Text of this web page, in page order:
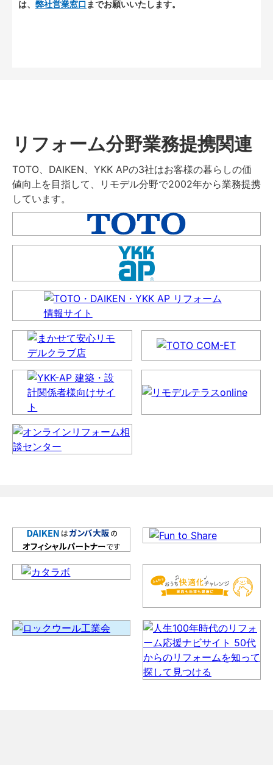
は、 弊社営業窓口 までお願いいたします。
リフォーム分野業務提携関連
TOTO、DAIKEN、YKK APの3社はお客様の暮らしの価
値向上を目指して、リモデル分野で2002年から業務提携
しています。